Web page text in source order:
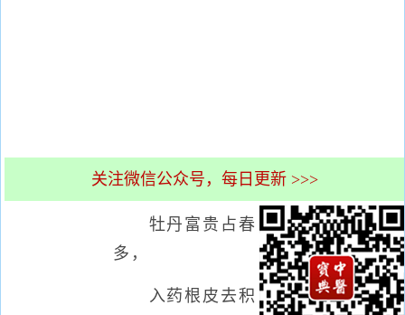
关注微信公众号，每日更新 >>>
牡丹富贵占春
多，
入药根皮去积